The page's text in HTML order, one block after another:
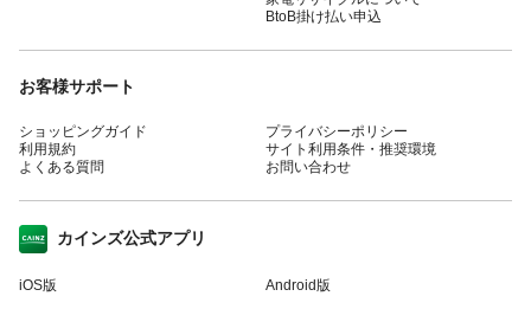
BtoB掛け払い申込
お客様サポート
ショッピングガイド
利用規約
よくある質問
プライバシーポリシー
サイト利用条件・推奨環境
お問い合わせ
カインズ公式アプリ
iOS版 Android版